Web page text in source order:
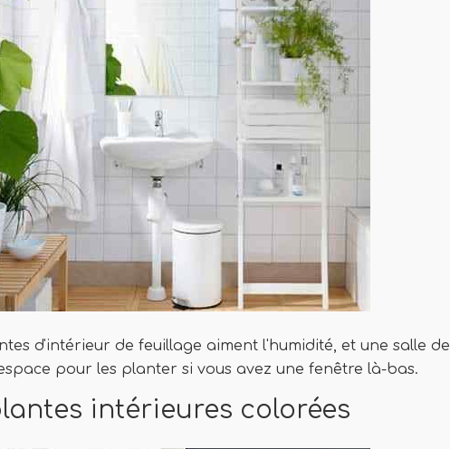
d'intérieur de feuillage aiment l'humidité, et une salle de
pour les planter si vous avez une fenêtre là-bas.
intérieures colorées